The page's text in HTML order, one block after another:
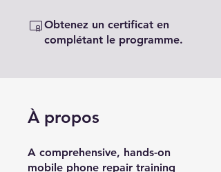
Obtenez un certificat en
complétant le programme.
À propos
A comprehensive, hands-on
mobile phone repair training